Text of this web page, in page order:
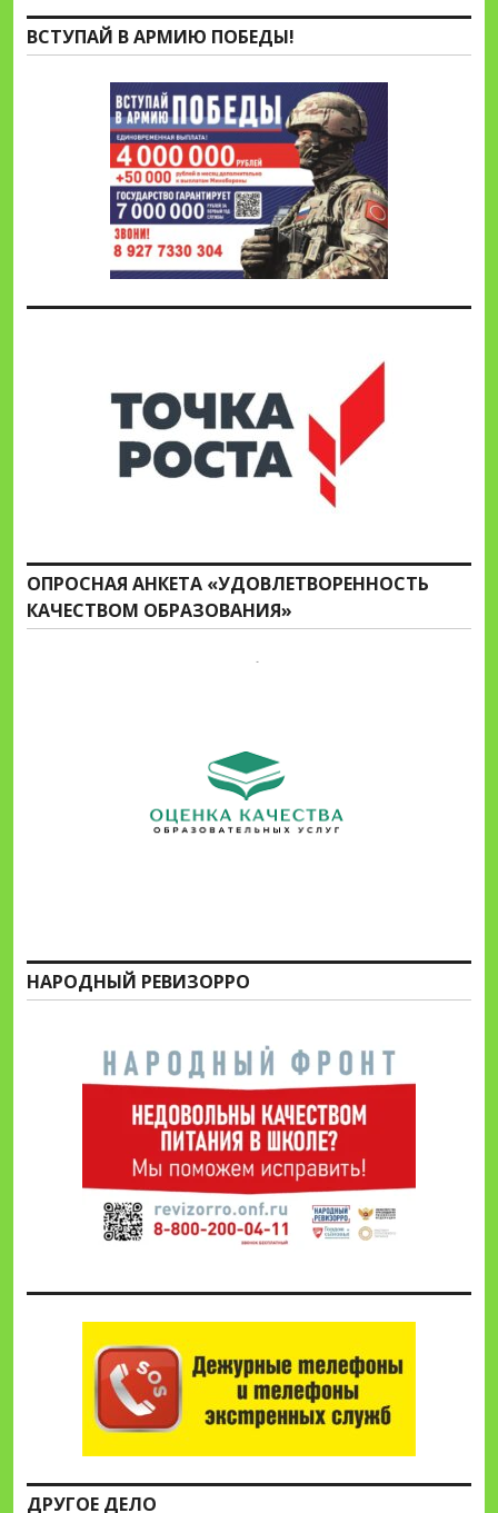
ВСТУПАЙ В АРМИЮ ПОБЕДЫ!
ОПРОСНАЯ АНКЕТА «УДОВЛЕТВОРЕННОСТЬ
КАЧЕСТВОМ ОБРАЗОВАНИЯ»
НАРОДНЫЙ РЕВИЗОРРО
ДРУГОЕ ДЕЛО